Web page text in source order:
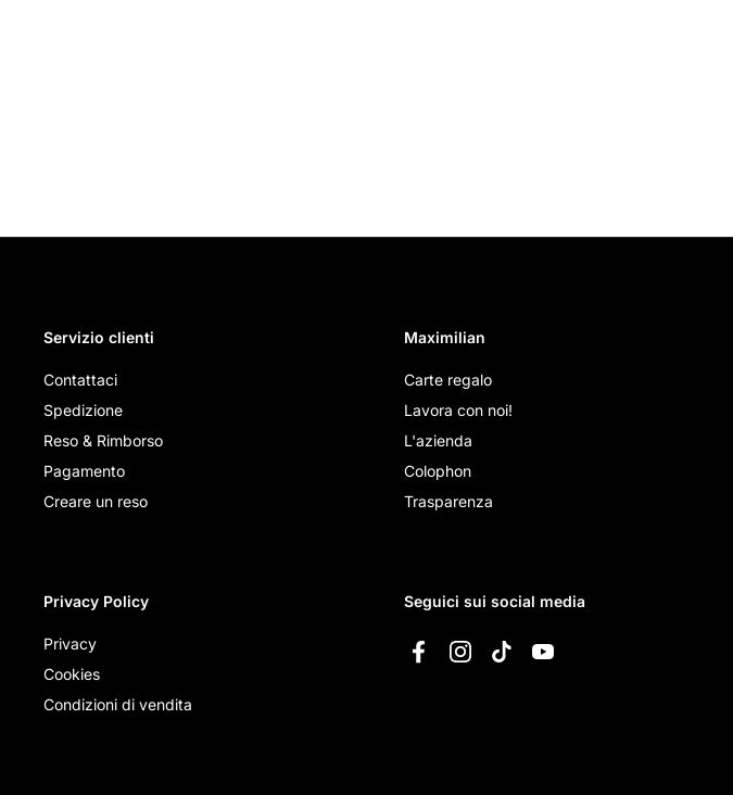
Servizio clienti
Contattaci
Spedizione
Reso & Rimborso
Pagamento
Creare un reso
Maximilian
Carte regalo
Lavora con noi!
L'azienda
Colophon
Trasparenza
Privacy Policy
Privacy
Cookies
Condizioni di vendita
Seguici sui social media
FacebookInstagramTikTokYouTube